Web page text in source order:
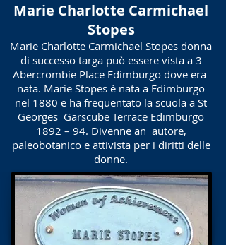
Marie Charlotte Carmichael
Stopes
Marie Charlotte Carmichael Stopes donna
di successo targa può essere vista a 3
Abercrombie Place Edimburgo dove era
nata. Marie Stopes è nata a Edimburgo
nel 1880 e ha frequentato la scuola a St
Georges Garscube Terrace Edimburgo
1892 – 94. Divenne an autore,
paleobotanico e attivista per i diritti delle
donne.